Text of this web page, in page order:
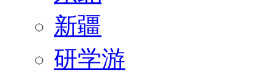
新疆
研学游